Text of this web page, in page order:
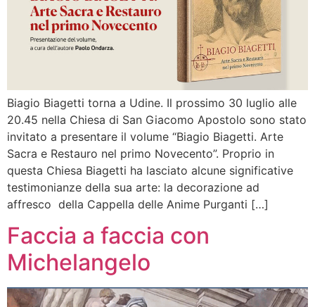
Biagio Biagetti torna a Udine. Il prossimo 30 luglio alle
20.45 nella Chiesa di San Giacomo Apostolo sono stato
invitato a presentare il volume “Biagio Biagetti. Arte
Sacra e Restauro nel primo Novecento”. Proprio in
questa Chiesa Biagetti ha lasciato alcune significative
testimonianze della sua arte: la decorazione ad
affresco della Cappella delle Anime Purganti […]
Faccia a faccia con
Michelangelo